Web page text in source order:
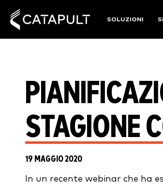
SOLUZIONI
STAGIONE
19 MAGGIO 2020
In un recente webinar che ha